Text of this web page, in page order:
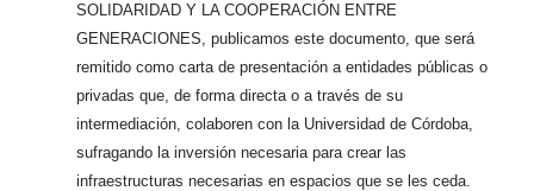
SOLIDARIDAD Y LA COOPERACIÓN ENTRE
GENERACIONES, publicamos este documento, que será
remitido como carta de presentación a entidades públicas o
privadas que, de forma directa o a través de su
intermediación, colaboren con la Universidad de Córdoba,
sufragando la inversión necesaria para crear las
infraestructuras necesarias en espacios que se les ceda.